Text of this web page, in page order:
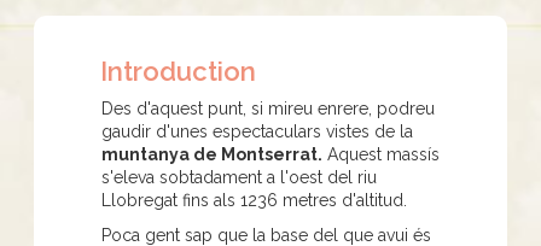
Introduction
Des d'aquest punt, si mireu enrere, podreu
gaudir d'unes espectaculars vistes de la
muntanya de Montserrat. Aquest massís
s'eleva sobtadament a l'oest del riu
Llobregat fins als 1236 metres d'altitud.
Poca gent sap que la base del que avui és